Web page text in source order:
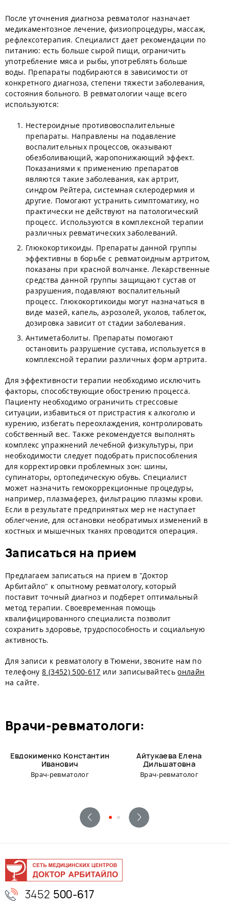
После уточнения диагноза ревматолог назначает
медикаментозное лечение, физиопроцедуры, массаж,
рефлексотерапия. Специалист дает рекомендации по
питанию: есть больше сырой пищи, ограничить
употребление мяса и рыбы, употреблять больше
воды. Препараты подбираются в зависимости от
конкретного диагноза, степени тяжести заболевания,
состояния больного. В ревматологии чаще всего
используются:
Нестероидные противовоспалительные
препараты. Направлены на подавление
воспалительных процессов, оказывают
обезболивающий, жаропонижающий эффект.
Показаниями к применению препаратов
являются такие заболевания, как артрит,
синдром Рейтера, системная склеродермия и
другие. Помогают устранить симптоматику, но
практически не действуют на патологический
процесс. Используются в комплексной терапии
различных ревматических заболеваний.
Глюкокортикоиды. Препараты данной группы
эффективны в борьбе с ревматоидным артритом,
показаны при красной волчанке. Лекарственные
средства данной группы защищают сустав от
разрушения, подавляют воспалительный
процесс. Глюкокортикоиды могут назначаться в
виде мазей, капель, аэрозолей, уколов, таблеток,
дозировка зависит от стадии заболевания.
Антиметаболиты. Препараты помогают
остановить разрушение сустава, используется в
комплексной терапии различных форм артрита.
Для эффективности терапии необходимо исключить
факторы, способствующие обострению процесса.
Пациенту необходимо ограничить стрессовые
ситуации, избавиться от пристрастия к алкоголю и
курению, избегать переохлаждения, контролировать
собственный вес. Также рекомендуется выполнять
комплекс упражнений лечебной физкультуры, при
необходимости следует подобрать приспособления
для корректировки проблемных зон: шины,
супинаторы, ортопедическую обувь. Специалист
может назначить гемокоррекционные процедуры,
например, плазмаферез, фильтрацию плазмы крови.
Если в результате предпринятых мер не наступает
облегчение, для остановки необратимых изменений в
костных и мышечных тканях проводится операция.
Записаться на прием
Предлагаем записаться на прием в "Доктор
Арбитайло" к опытному ревматологу, который
поставит точный диагноз и подберет оптимальный
метод терапии. Своевременная помощь
квалифицированного специалиста позволит
сохранить здоровье, трудоспособность и социальную
активность.
Для записи к ревматологу в Тюмени, звоните нам по
телефону8 (3452) 500-617 или записывайтесьонлайн
на сайте.
врачи-ревматологи:
Евдокименко Константин
Иванович
Врач-ревматолог
Айтукаева Елена
Дильшатовна
Врач-ревматолог
3452 500-617